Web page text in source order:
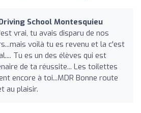
School Montesquieu
vrai, tu avais disparu de nos
voilà tu es revenu et la c'est
Tu es un des élèves qui est
de ta réussite... Les toilettes
encore à toi...MDR Bonne route
au plaisir.